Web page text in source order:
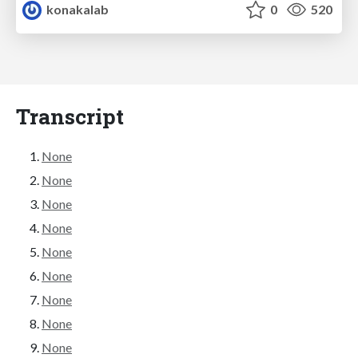
konakalab
0 520
Transcript
None
None
None
None
None
None
None
None
None